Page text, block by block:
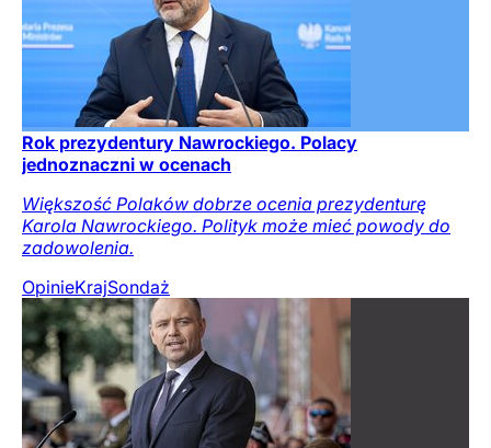
Rok prezydentury Nawrockiego. Polacy
jednoznaczni w ocenach
Większość Polaków dobrze ocenia prezydenturę
Karola Nawrockiego. Polityk może mieć powody do
zadowolenia.
OpinieKrajSondaż